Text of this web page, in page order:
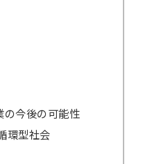
の今後の可能性
環型社会